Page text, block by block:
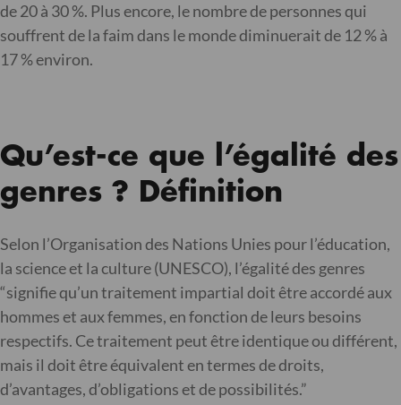
de 20 à 30 %. Plus encore, le nombre de personnes qui
souffrent de la faim dans le monde diminuerait de 12 % à
17 % environ.
Qu’est-ce que l’égalité des
genres ? Définition
Selon l’Organisation des Nations Unies pour l’éducation,
la science et la culture (UNESCO), l’égalité des genres
“signifie qu’un traitement impartial doit être accordé aux
hommes et aux femmes, en fonction de leurs besoins
respectifs. Ce traitement peut être identique ou différent,
mais il doit être équivalent en termes de droits,
d’avantages, d’obligations et de possibilités.”